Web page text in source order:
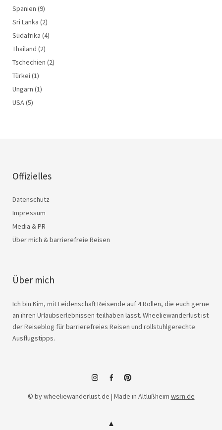
Spanien (9)
Sri Lanka (2)
Südafrika (4)
Thailand (2)
Tschechien (2)
Türkei (1)
Ungarn (1)
USA(5)
Offizielles
Datenschutz
Impressum
Media & PR
Über mich & barrierefreie Reisen
Über mich
Ich bin Kim, mit Leidenschaft Reisende auf 4 Rollen, die euch gerne
an ihren Urlaubserlebnissen teilhaben lässt. Wheeliewanderlust ist
der Reiseblog für barrierefreies Reisen und rollstuhlgerechte
Ausflugstipps.
instagramfacebook
© by wheeliewanderlust.de | Made in Altlußheim wsrn.de